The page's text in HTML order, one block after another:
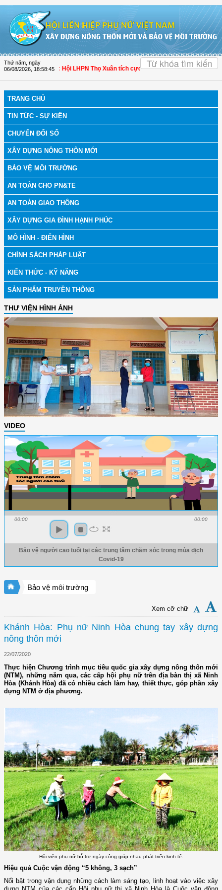
Thứ năm, ngày
06/08/2026 18:58:45
| Thanh Hóa: Hội LHPN Thọ Xuân tích cực góp phần nâng cao tỷ lệ người
TRANG CHỦ
TIN TỨC - SỰ KIỆN
CHUYỂN ĐỔI SỐ
XÂY DỰNG NÔNG THÔN MỚI
BẢO VỆ MÔI TRƯỜNG
AN TOÀN CHO PN&TE
AN TOÀN GIAO THÔNG
XÂY DỰNG GIA ĐÌNH HẠNH PHÚC
MÔ HÌNH - ĐIỂN HÌNH
CHÍNH SÁCH PHÁP LUẬT
KIẾN THỨC - KỸ NĂNG
SẢN PHẨM TRUYỀN THÔNG
THƯ VIỆN HÌNH ẢNH
VIDEO
00:00 00:00
Bảo vệ người cao tuổi tại các trung tâm chăm sóc trong mùa dịch
Covid-19
Bảo vệ môi trường
Xem cỡ chữ
Khánh Hòa: Phụ nữ Ninh Hòa chung tay xây dựng
nông thôn mới
22/07/2020
Thực hiện Chương trình mục tiêu quốc gia xây dựng nông thôn mới
(NTM), những năm qua, các cấp hội phụ nữ trên địa bàn thị xã Ninh
Hòa (Khánh Hòa) đã có nhiều cách làm hay, thiết thực, góp phần xây
dựng NTM ở địa phương.
Hội viên phụ nữ hỗ trợ ngày công giúp nhau phát triển kinh tế.
Hiệu quả Cuộc vận động “5 không, 3 sạch”
Nổi bật trong vận dụng những cách làm sáng tạo, linh hoạt vào việc xây
OK